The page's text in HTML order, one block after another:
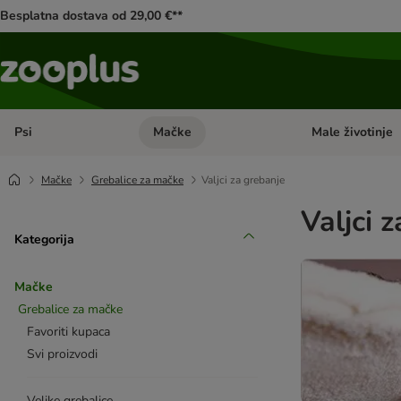
Besplatna dostava od 29,00 €**
Psi Pregled kategorija: Psi
Mačke Pregled kategorija:
Male životinje
Mačke Grebalice za mačke Valjci za grebanje
Kategorija
Mačke
Grebalice za mačke
Favoriti kupaca
Svi proizvodi
Valjci